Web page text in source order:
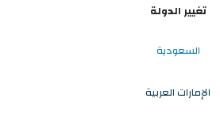
تغيير الدولة
السعودية
الإمارات العربية